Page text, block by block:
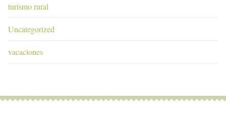
turismo rural
Uncategorized
vacaciones